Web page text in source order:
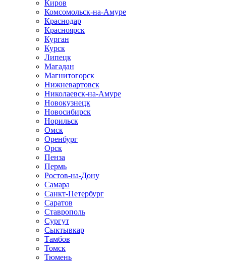
Киров
Комсомольск-на-Амуре
Краснодар
Красноярск
Курган
Курск
Липецк
Магадан
Магнитогорск
Нижневартовск
Николаевск-на-Амуре
Новокузнецк
Новосибирск
Норильск
Омск
Оренбург
Орск
Пенза
Пермь
Ростов-на-Дону
Самара
Санкт-Петербург
Саратов
Ставрополь
Сургут
Сыктывкар
Тамбов
Томск
Тюмень